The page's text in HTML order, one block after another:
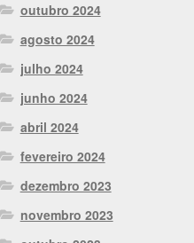
outubro 2024
agosto 2024
julho 2024
junho 2024
abril 2024
fevereiro 2024
dezembro 2023
novembro 2023